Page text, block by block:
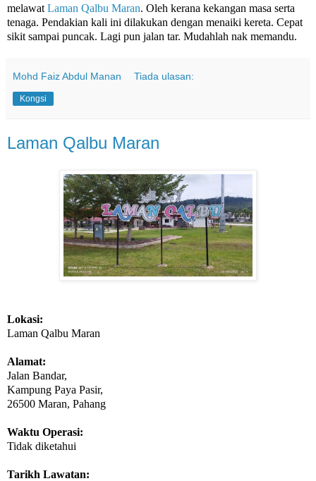
melawat Laman Qalbu Maran. Oleh kerana kekangan masa serta
tenaga. Pendakian kali ini dilakukan dengan menaiki kereta. Cepat
sikit sampai puncak. Lagi pun jalan tar. Mudahlah nak memandu.
Mohd Faiz Abdul Manan Tiada ulasan:
Kongsi
Laman Qalbu Maran
Lokasi:
Laman Qalbu Maran
Alamat:
Jalan Bandar,
Kampung Paya Pasir,
26500 Maran, Pahang
Waktu Operasi:
Tidak diketahui
Tarikh Lawatan: